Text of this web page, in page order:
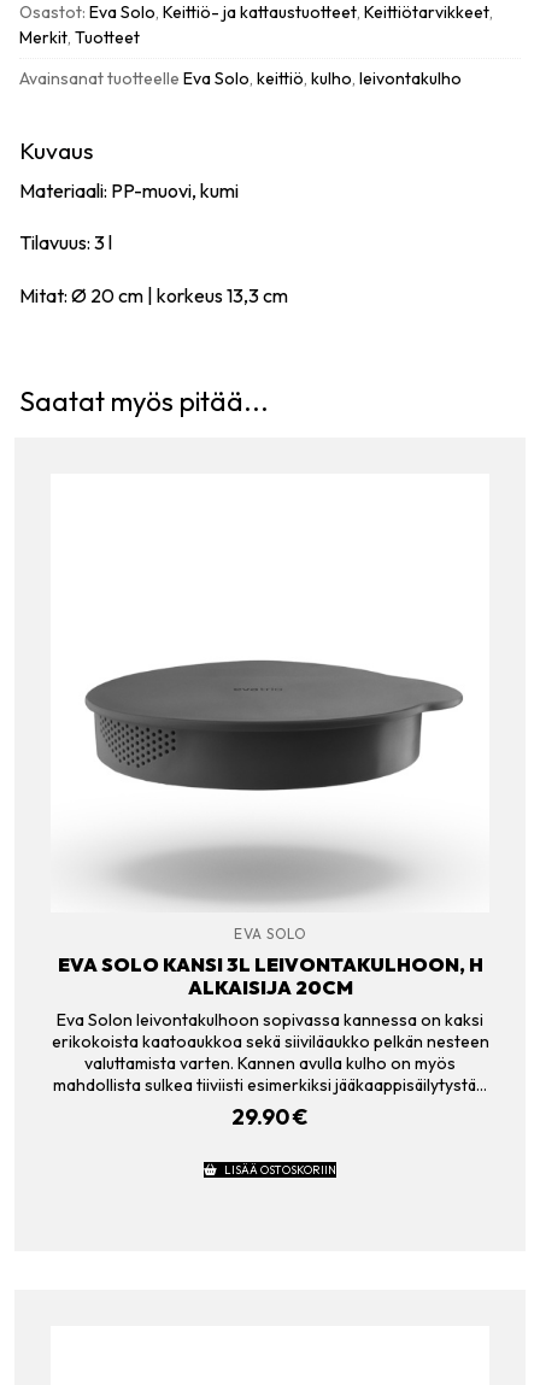
määrä
Osastot: Eva Solo, Keittiö- ja kattaustuotteet, Keittiötarvikkeet,
Merkit, Tuotteet
Avainsanat tuotteelle Eva Solo, keittiö, kulho, leivontakulho
Kuvaus
Materiaali: PP-muovi, kumi
Tilavuus: 3 l
Mitat: Ø 20 cm | korkeus 13,3 cm
Saatat myös pitää...
EVA SOLO
EVA SOLO KANSI 3L LEIVONTAKULHOON, H
ALKAISIJA 20CM
Eva Solon leivontakulhoon sopivassa kannessa on kaksi
erikokoista kaatoaukkoa sekä siiviläaukko pelkän nesteen
valuttamista varten. Kannen avulla kulho on myös
mahdollista sulkea tiiviisti esimerkiksi jääkaappisäilytystä…
29.90€
LISÄÄ OSTOSKORIIN